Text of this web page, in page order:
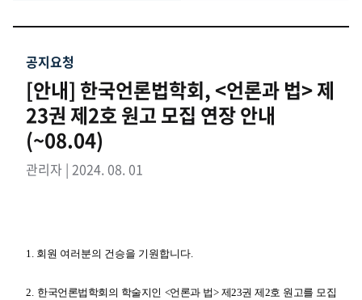
공지요청
[안내] 한국언론법학회, <언론과 법> 제
23권 제2호 원고 모집 연장 안내
(~08.04)
관리자 | 2024. 08. 01
1. 회원 여러분의 건승을 기원합니다.
2. 한국언론법학회의 학술지인 <언론과 법> 제23권 제2호 원고를 모집